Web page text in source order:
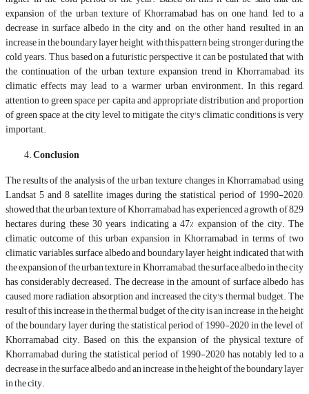
expansion of the urban texture of Khorramabad has, on one hand, led to a
decrease in surface albedo in the city and, on the other hand, resulted in an
increase in the boundary layer height, with this pattern being stronger during the
cold years. Thus, based on a futuristic perspective, it can be postulated that with
the continuation of the urban texture expansion trend in Khorramabad, its
climatic effects may lead to a warmer urban environment. In this regard,
attention to green space per capita and appropriate distribution and proportion
of green space at the city level to mitigate the city's climatic conditions is very
important.
Conclusion
The results of the analysis of the urban texture changes in Khorramabad, using
Landsat 5 and 8 satellite images during the statistical period of 1990-2020,
showed that the urban texture of Khorramabad has experienced a growth of 829
hectares during these 30 years, indicating a 47% expansion of the city. The
climatic outcome of this urban expansion in Khorramabad, in terms of two
climatic variables, surface albedo and boundary layer height, indicated that with
the expansion of the urban texture in Khorramabad, the surface albedo in the city
has considerably decreased. The decrease in the amount of surface albedo has
caused more radiation absorption and increased the city's thermal budget. The
result of this increase in the thermal budget of the city is an increase in the height
of the boundary layer during the statistical period of 1990-2020 in the level of
Khorramabad city. Based on this, the expansion of the physical texture of
Khorramabad during the statistical period of 1990-2020 has notably led to a
decrease in the surface albedo and an increase in the height of the boundary layer
in the city.